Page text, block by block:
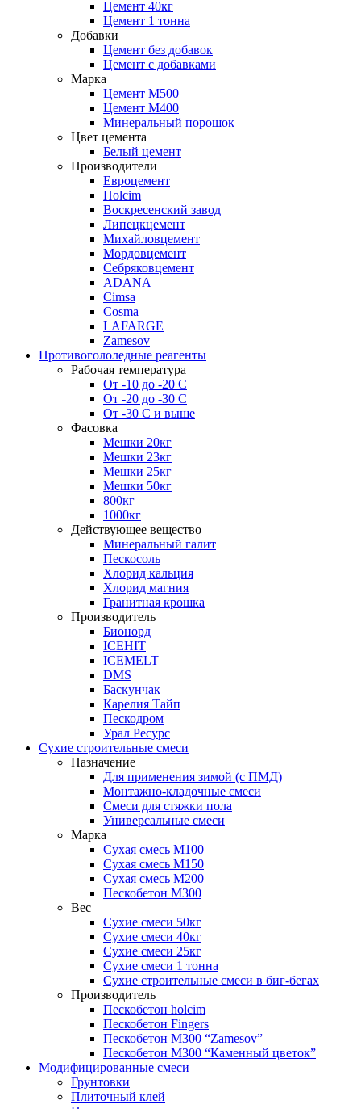
Цемент 40кг
Цемент 1 тонна
Добавки
Цемент без добавок
Цемент с добавками
Марка
Цемент М500
Цемент М400
Минеральный порошок
Цвет цемента
Белый цемент
Производители
Евроцемент
Holcim
Воскресенский завод
Липецкцемент
Михайловцемент
Мордовцемент
Себряковцемент
ADANA
Cimsa
Cosma
LAFARGE
Zamesov
Противогололедные реагенты
Рабочая температура
От -10 до -20 С
От -20 до -30 С
От -30 С и выше
Фасовка
Мешки 20кг
Мешки 23кг
Мешки 25кг
Мешки 50кг
800кг
1000кг
Действующее вещество
Минеральный галит
Пескосоль
Хлорид кальция
Хлорид магния
Гранитная крошка
Производитель
Бионорд
ICEHIT
ICEMELT
DMS
Баскунчак
Карелия Тайп
Пескодром
Урал Ресурс
Сухие строительные смеси
Назначение
Для применения зимой (с ПМД)
Монтажно-кладочные смеси
Смеси для стяжки пола
Универсальные смеси
Марка
Сухая смесь М100
Сухая смесь М150
Сухая смесь М200
Пескобетон М300
Вес
Сухие смеси 50кг
Сухие смеси 40кг
Сухие смеси 25кг
Сухие смеси 1 тонна
Сухие строительные смеси в биг-бегах
Производитель
Пескобетон holcim
Пескобетон Fingers
Пескобетон М300 “Zamesov”
Пескобетон М300 “Каменный цветок”
Модифицированные смеси
Грунтовки
Плиточный клей